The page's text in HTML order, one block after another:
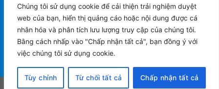
Chúng tôi sử dụng cookie để cải thiện trải nghiệm duyệt
web của bạn, hiển thị quảng cáo hoặc nội dung được cá
nhân hóa và phân tích lưu lượng truy cập của chúng tôi.
Bằng cách nhấp vào "Chấp nhận tất cả", bạn đồng ý với
việc chúng tôi sử dụng cookie.
Tùy chỉnh Từ chối tất cả Chấp nhận tất cả
Gửi Công Văn, Tài Liệu Hỏa Tốc Từ Nam Ra Bắc
Gửi Cà Phê Đóng Gói Sang Áo Có Được Không?
Copyright 2026 ©AN GIANG LOGISTICS